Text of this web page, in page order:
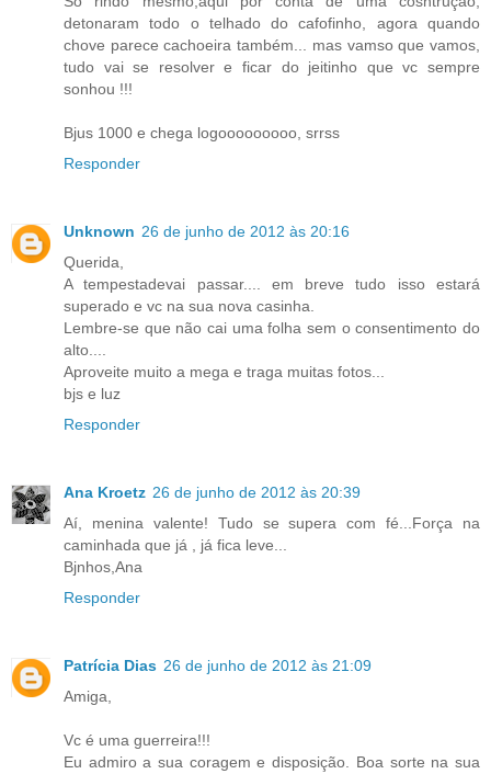
detonaram todo o telhado do cafofinho, agora quando
chove parece cachoeira também... mas vamso que vamos,
tudo vai se resolver e ficar do jeitinho que vc sempre
sonhou !!!
Bjus 1000 e chega logooooooooo, srrss
Responder
Unknown 26 de junho de 2012 às 20:16
Querida,
A tempestadevai passar.... em breve tudo isso estará
superado e vc na sua nova casinha.
Lembre-se que não cai uma folha sem o consentimento do
alto....
Aproveite muito a mega e traga muitas fotos...
bjs e luz
Responder
Ana Kroetz 26 de junho de 2012 às 20:39
Aí, menina valente! Tudo se supera com fé...Força na
caminhada que já , já fica leve...
Bjnhos,Ana
Responder
Patrícia Dias 26 de junho de 2012 às 21:09
Amiga,
Vc é uma guerreira!!!
Eu admiro a sua coragem e disposição. Boa sorte na sua